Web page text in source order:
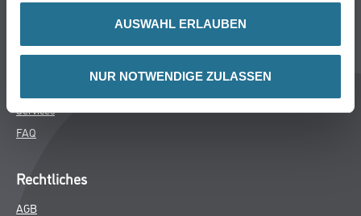
AUSWAHL ERLAUBEN
NUR NOTWENDIGE ZULASSEN
MPlus
Services
FAQ
Rechtliches
AGB